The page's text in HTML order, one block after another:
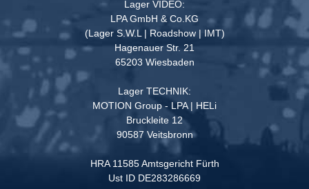
Lager VIDEO:
LPA GmbH & Co.KG
(Lager S.W.L | Roadshow | IMT)
Hagenauer Str. 21
65203 Wiesbaden
Lager TECHNIK:
MOTION Group - LPA | HELi
Bruckleite 12
90587 Veitsbronn
HRA 11585 Amtsgericht Fürth
Ust ID DE283286669